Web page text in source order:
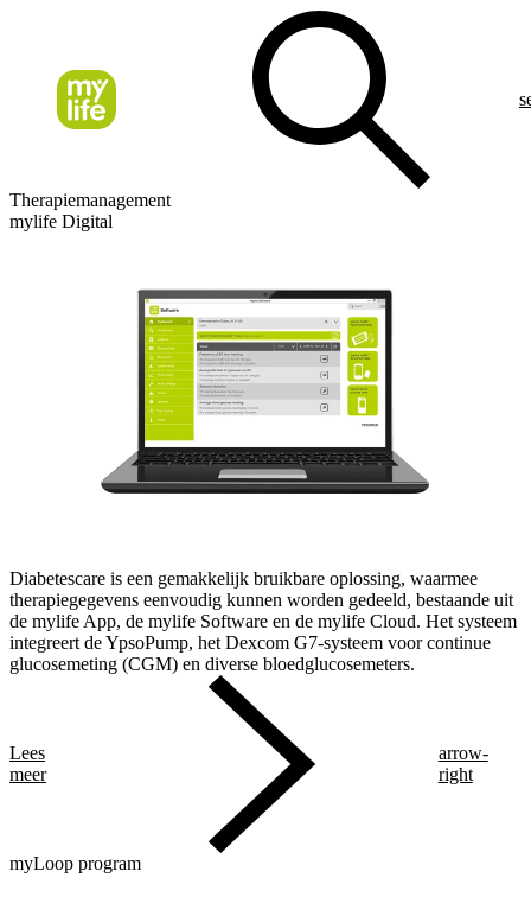
Therapiemanagement
mylife Digital
Diabetescare is een gemakkelijk bruikbare oplossing, waarmee
therapiegegevens eenvoudig kunnen worden gedeeld, bestaande uit
de mylife App, de mylife Software en de mylife Cloud. Het systeem
integreert de YpsoPump, het Dexcom G7-systeem voor continue
glucosemeting (CGM) en diverse bloedglucosemeters.
Lees
meer
arrow-
right
myLoop program